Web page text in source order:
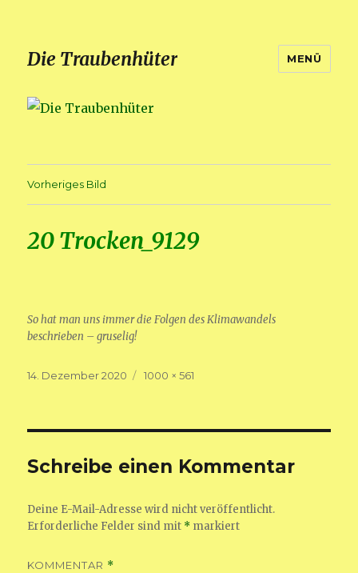
Die Traubenhüter MENÜ
Vorheriges Bild
20 Trocken_9129
So hat man uns immer die Folgen des Klimawandels
beschrieben – gruselig!
Veröffentlicht
14. Dezember 2020
Volle
1000 × 561
Schreibe einen Kommentar
Deine E-Mail-Adresse wird nicht veröffentlicht.
Erforderliche Felder sind mit * markiert
KOMMENTAR *